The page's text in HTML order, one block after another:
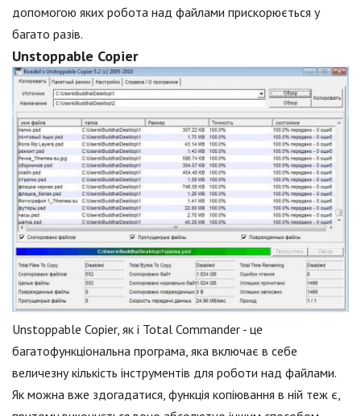
допомогою яких робота над файлами прискорюється у
багато разів.
Unstoppable Copier
Unstoppable Copier, як і Total Commander - це
багатофункціональна програма, яка включає в себе
величезну кількість інструментів для роботи над файлами.
Як можна вже здогадатися, функція копіювання в ній теж є,